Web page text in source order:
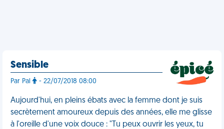
Sensible
Par Pal - 22/07/2018 08:00
Aujourd'hui, en pleins ébats avec la femme dont je suis
secrètement amoureux depuis des années, elle me glisse
à l'oreille d'une voix douce : "Tu peux ouvrir les yeux, tu